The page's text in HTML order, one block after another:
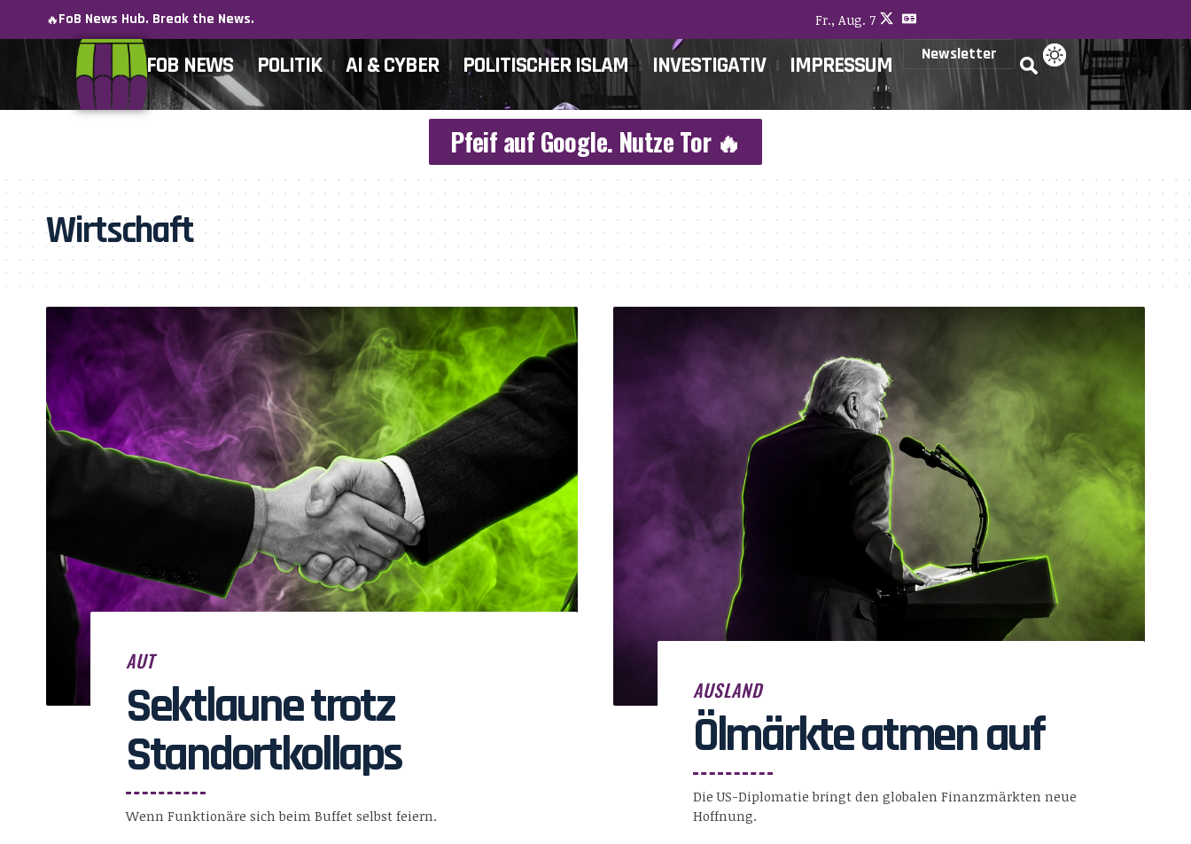
🔥FoB News Hub. Break the News. Fr., Aug. 7
FOB NEWS POLITIK AI & CYBER POLITISCHER ISLAM INVESTIGATIV IMPRESSUM Newsletter
Pfeif auf Google. Nutze Tor 🔥
Wirtschaft
AUT
Sektlaune trotz
Standortkollaps
Wenn Funktionäre sich beim Buffet selbst feiern.
AUSLAND
Ölmärkte atmen auf
Die US-Diplomatie bringt den globalen Finanzmärkten neue
Hoffnung.